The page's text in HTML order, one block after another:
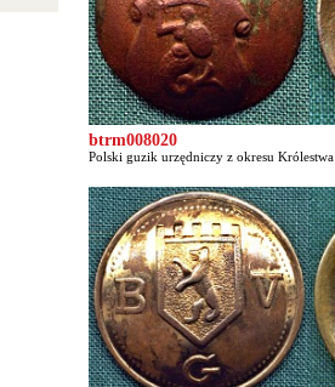
btrm008020
Polski guzik urzędniczy z okresu